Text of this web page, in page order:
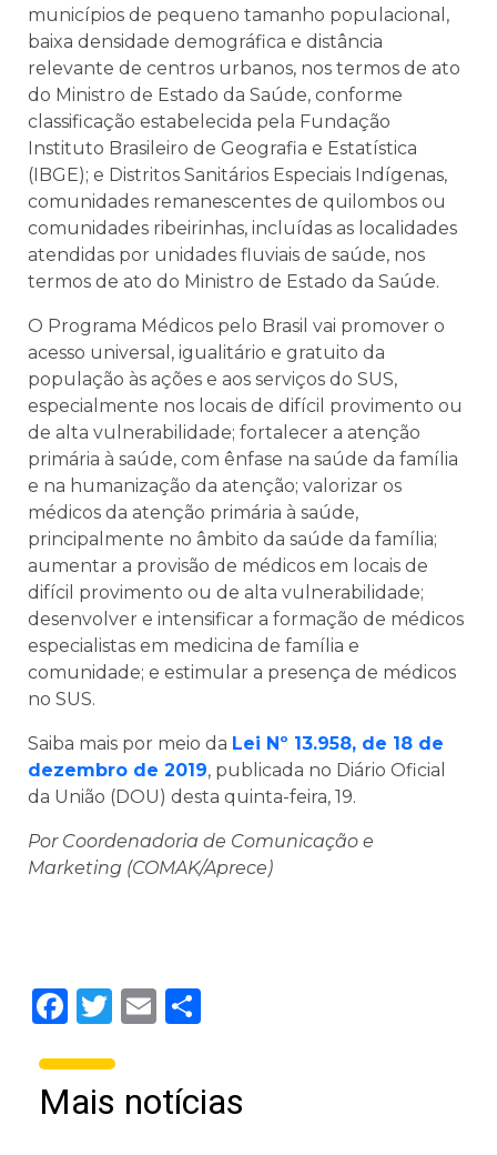
municípios de pequeno tamanho populacional,
baixa densidade demográfica e distância
relevante de centros urbanos, nos termos de ato
do Ministro de Estado da Saúde, conforme
classificação estabelecida pela Fundação
Instituto Brasileiro de Geografia e Estatística
(IBGE); e Distritos Sanitários Especiais Indígenas,
comunidades remanescentes de quilombos ou
comunidades ribeirinhas, incluídas as localidades
atendidas por unidades fluviais de saúde, nos
termos de ato do Ministro de Estado da Saúde.
O Programa Médicos pelo Brasil vai promover o
acesso universal, igualitário e gratuito da
população às ações e aos serviços do SUS,
especialmente nos locais de difícil provimento ou
de alta vulnerabilidade; fortalecer a atenção
primária à saúde, com ênfase na saúde da família
e na humanização da atenção; valorizar os
médicos da atenção primária à saúde,
principalmente no âmbito da saúde da família;
aumentar a provisão de médicos em locais de
difícil provimento ou de alta vulnerabilidade;
desenvolver e intensificar a formação de médicos
especialistas em medicina de família e
comunidade; e estimular a presença de médicos
no SUS.
Saiba mais por meio da Lei Nº 13.958, de 18 de
dezembro de 2019, publicada no Diário Oficial
da União (DOU) desta quinta-feira, 19.
Por Coordenadoria de Comunicação e
Marketing (COMAK/Aprece)
Facebook
Twitter
Email
Mais notícias